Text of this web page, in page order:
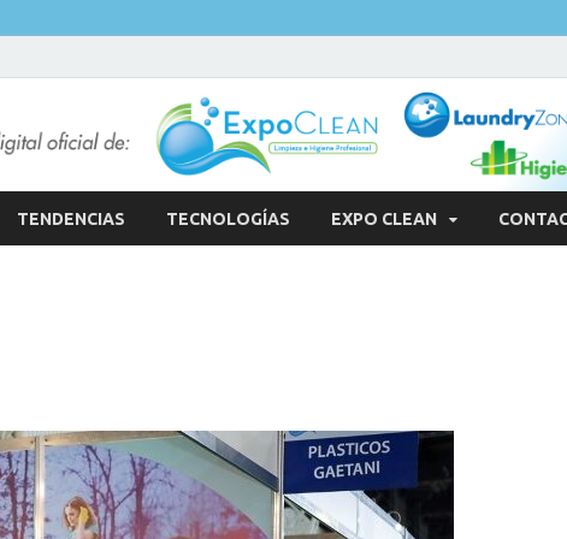
TENDENCIAS TECNOLOGÍAS EXPO CLEAN